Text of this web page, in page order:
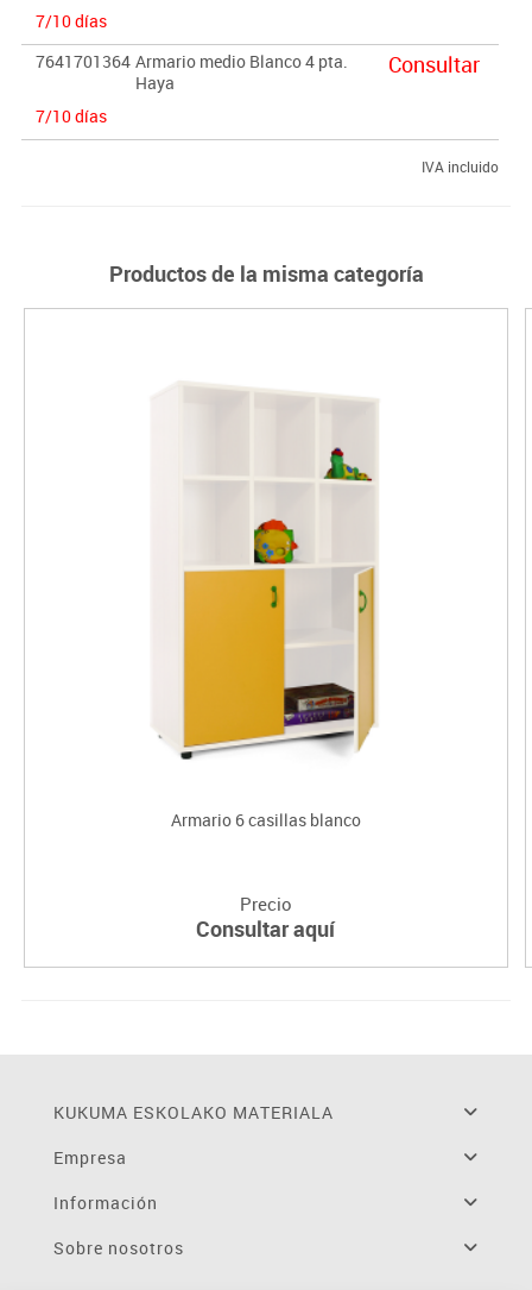
7/10 días
7641701364 Armario medio Blanco 4 pta.
Haya
7/10 días
Consultar
IVA incluido
Productos de la misma categoría
Armario 6 casillas blanco
Precio
Consultar aquí
KUKUMA ESKOLAKO MATERIALA
Empresa
Información
Sobre nosotros